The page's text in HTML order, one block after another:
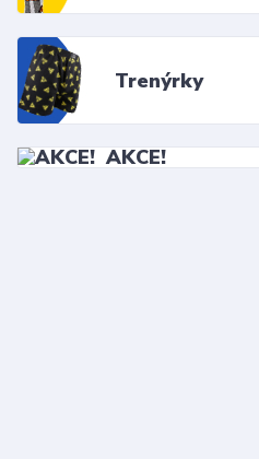
Trenýrky
AKCE!